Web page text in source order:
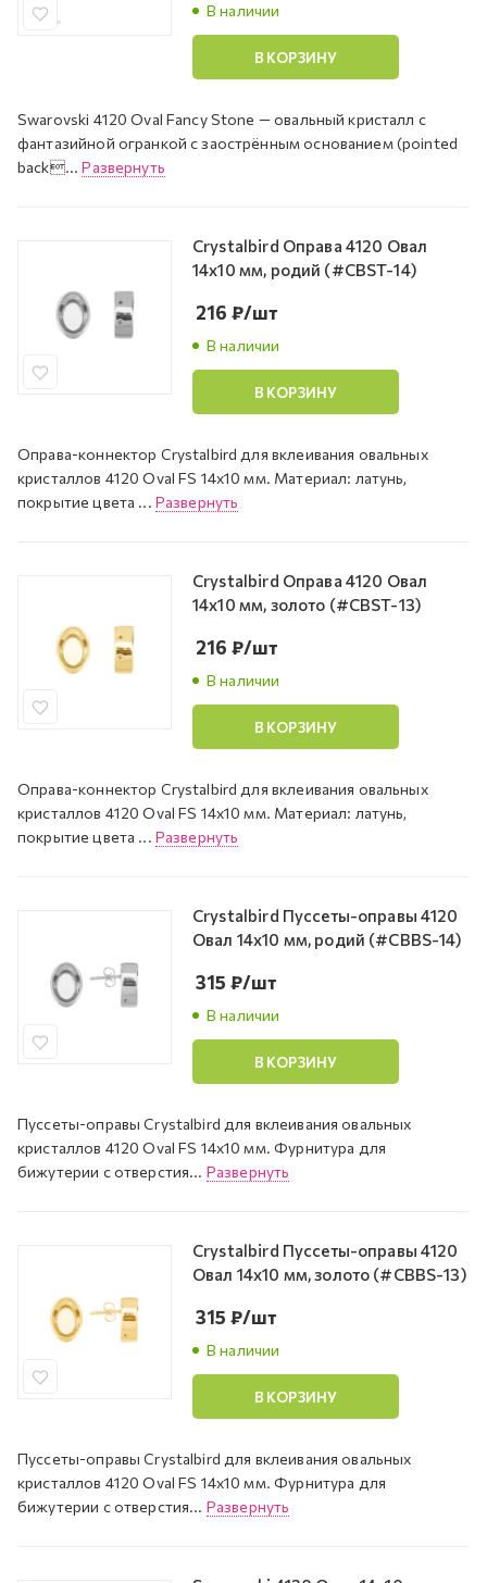
В наличии
В КОРЗИНУ
Swarovski 4120 Oval Fancy Stone — овальный кристалл с
фантазийной огранкой с заострённым основанием (pointed
back...Развернуть
Crystalbird Оправа 4120 Овал
14х10 мм, родий (#CBST-14)
В наличии
216 ₽/шт
В КОРЗИНУ
Оправа-коннектор Crystalbird для вклеивания овальных
кристаллов 4120 Oval FS 14х10 мм. Материал: латунь,
покрытие цвета ... Развернуть
Crystalbird Оправа 4120 Овал
14х10 мм, золото (#CBST-13)
В наличии
216 ₽/шт
В КОРЗИНУ
Оправа-коннектор Crystalbird для вклеивания овальных
кристаллов 4120 Oval FS 14х10 мм. Материал: латунь,
покрытие цвета ... Развернуть
Crystalbird Пуссеты-оправы 4120
Овал 14х10 мм, родий (#CBBS-14)
В наличии
315 ₽/шт
В КОРЗИНУ
Пуссеты-оправы Crystalbird для вклеивания овальных
кристаллов 4120 Oval FS 14х10 мм. Фурнитура для
бижутерии с отверстия... Развернуть
Crystalbird Пуссеты-оправы 4120
Овал 14х10 мм, золото (#CBBS-13)
В наличии
315 ₽/шт
В КОРЗИНУ
Пуссеты-оправы Crystalbird для вклеивания овальных
кристаллов 4120 Oval FS 14х10 мм. Фурнитура для
бижутерии с отверстия... Развернуть